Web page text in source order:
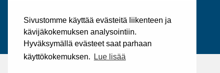
Sivustomme käyttää evästeitä liikenteen ja
kävijäkokemuksen analysointiin.
Hyväksymällä evästeet saat parhaan
käyttökokemuksen.
Lue lisää
Yleiset toimitusehdot